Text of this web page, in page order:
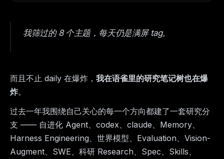
我筛过的 8 个主题，每天仍是满屏 tag。
而且不止 daily 在爆炸， 我在语雀里的研究笔记树也在爆
炸。
过去一年我围绕自己关心的每一个方向都建了一套研究分
支 —— 自进化 Agent、codex、claude、Memory、
Harness Engineering、世界模型、Evaluation、Vision-
Augment、SWE、科研 Research、Spec、Skills、